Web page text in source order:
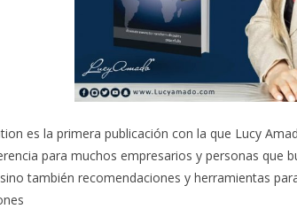
es la primera publicación con la que Lucy
para muchos empresarios y personas que
también recomendaciones y herramientas